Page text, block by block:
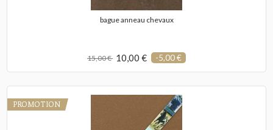
bague anneau chevaux
15,00 € 10,00 € -5,00 €
PROMOTION